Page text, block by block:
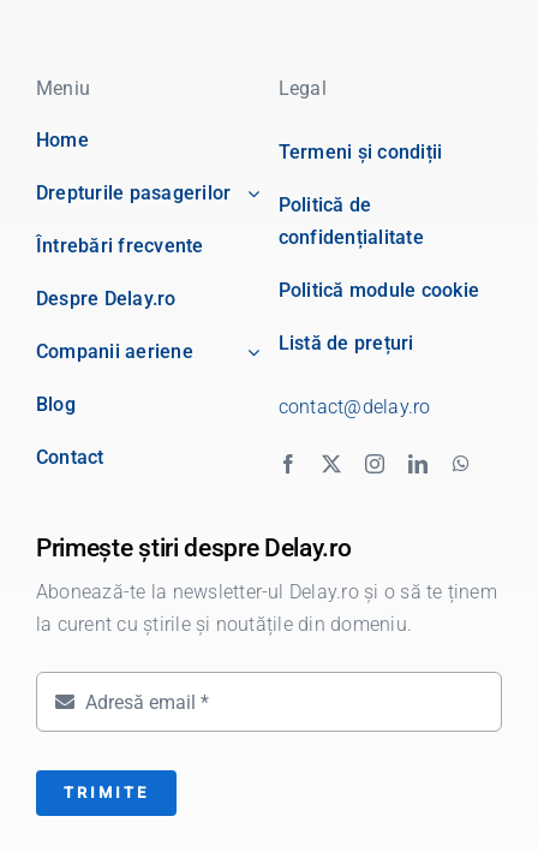
Meniu
Home
Drepturile pasagerilor
Întrebări frecvente
Despre Delay.ro
Companii aeriene
Blog
Contact
Legal
Termeni și condiții
Politică de
confidențialitate
Politică module cookie
Listă de prețuri
contact@delay.ro
Primește știri despre Delay.ro
Abonează-te la newsletter-ul Delay.ro și o să te ținem
la curent cu știrile și noutățile din domeniu.
TRIMITE